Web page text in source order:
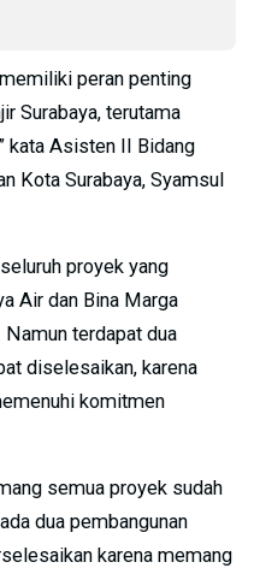
peran penting
Surabaya, terutama
kata Asisten II Bidang
Kota Surabaya, Syamsul
proyek yang
Air dan Bina Marga
terdapat dua
diselesaikan, karena
komitmen
semua proyek sudah
dua pembangunan
karena memang